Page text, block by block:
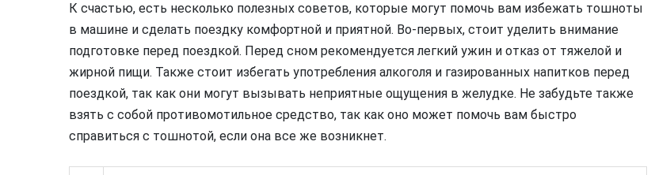
К счастью, есть несколько полезных советов, которые могут помочь вам избежать тошноты
в машине и сделать поездку комфортной и приятной. Во-первых, стоит уделить внимание
подготовке перед поездкой. Перед сном рекомендуется легкий ужин и отказ от тяжелой и
жирной пищи. Также стоит избегать употребления алкоголя и газированных напитков перед
поездкой, так как они могут вызывать неприятные ощущения в желудке. Не забудьте также
взять с собой противомотильное средство, так как оно может помочь вам быстро
справиться с тошнотой, если она все же возникнет.